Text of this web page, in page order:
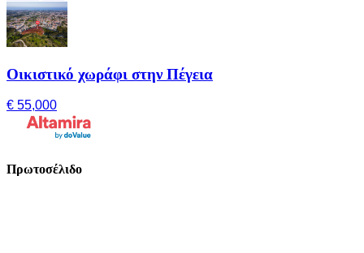
Οικιστικό χωράφι στην Πέγεια
€ 55,000
Πρωτοσέλιδο